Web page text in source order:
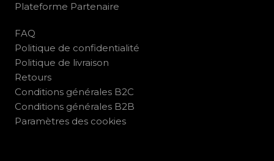
Plateforme Partenaire
FAQ
Politique de confidentialité
Politique de livraison
Retours
Conditions générales B2C
Conditions générales B2B
Paramètres des cookies